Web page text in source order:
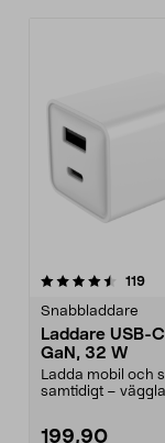
119
Snabbladdare
Laddare USB-
GaN, 32 W
Ladda mobil och
samtidigt –
199,90
4.5 av 5